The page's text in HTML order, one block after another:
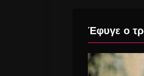
Έφυγε ο